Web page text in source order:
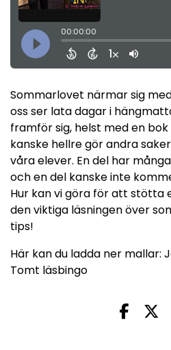
Sommarlovet närmar sig
oss ser lata dagar i
framför sig, helst med en bok
kanske hellre gör andra
våra elever. En del har
och en del kanske inte
Hur kan vi göra för att stötta
den viktiga läsningen över
tips!
Här kan du ladda ner mallar:
Tomt läsbingo